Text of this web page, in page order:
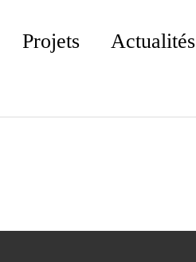
Projets Actualités